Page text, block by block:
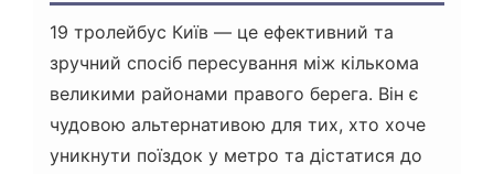
19 тролейбус Київ — це ефективний та
зручний спосіб пересування між кількома
великими районами правого берега. Він є
чудовою альтернативою для тих, хто хоче
уникнути поїздок у метро та дістатися до